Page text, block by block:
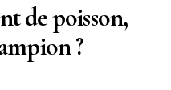
de poisson,
?